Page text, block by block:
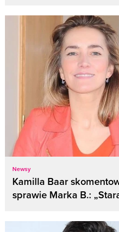
Newsy
Kamilla Baar
sprawie Marka B.: